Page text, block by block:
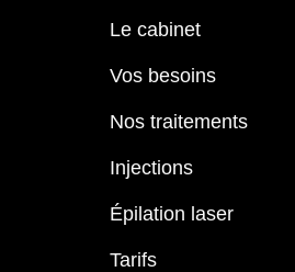
Le cabinet
Vos besoins
Nos traitements
Injections
Épilation laser
Tarifs